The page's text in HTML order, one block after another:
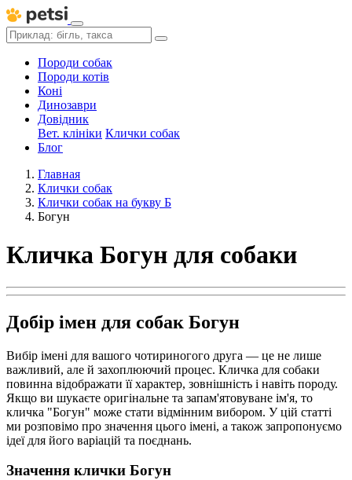
Породи собак
Породи котів
Коні
Динозаври
Довідник
Вет. клініки Клички собак
Блог
Главная
Клички собак
Клички собак на букву Б
Богун
Кличка Богун для собаки
Добір імен для собак Богун
Вибір імені для вашого чотириногого друга — це не лише
важливий, але й захоплюючий процес. Кличка для собаки
повинна відображати її характер, зовнішність і навіть породу.
Якщо ви шукаєте оригінальне та запам'ятовуване ім'я, то
кличка "Богун" може стати відмінним вибором. У цій статті
ми розповімо про значення цього імені, а також запропонуємо
ідеї для його варіацій та поєднань.
Значення клички Богун